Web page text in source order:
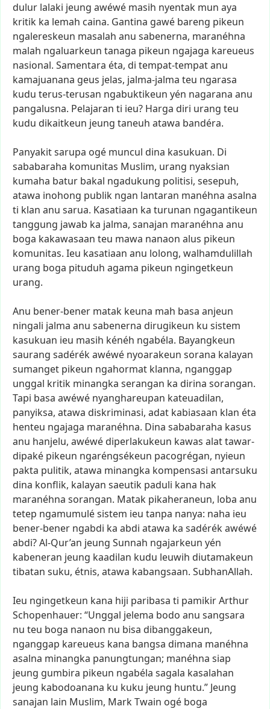
dulur lalaki jeung awéwé masih nyentak mun aya
kritik ka lemah caina. Gantina gawé bareng pikeun
ngalereskeun masalah anu sabenerna, maranéhna
malah ngaluarkeun tanaga pikeun ngajaga kareueus
nasional. Samentara éta, di tempat-tempatanu
kamajuanana geus jelas, jalma-jalma teu ngarasa
kudu terus-terusan ngabuktikeun yén nagarana anu
pangalusna. Pelajaran ti ieu? Harga diri urang teu
kudu dikaitkeun jeung taneuh atawa bandéra.
Panyakitsarupa ogé muncul dina kasukuan. Di
sababaraha komunitas Muslim, urang nyaksian
kumaha batur bakal ngadukung politisi, sesepuh,
atawa inohong publik ngan lantaran manéhna asalna
ti klan anu sarua. Kasatiaan ka turunan ngagantikeun
tanggung jawab ka jalma, sanajan maranéhna anu
boga kakawasaan teu mawa nanaon alus pikeun
komunitas. Ieu kasatiaan anu lolong, walhamdulillah
urang boga pituduh agama pikeun ngingetkeun
urang.
Anu bener-bener matak keuna mah basa anjeun
ningali jalma anu sabenerna dirugikeun ku sistem
kasukuan ieu masih kénéh ngabéla. Bayangkeun
saurang sadérékawéwé nyoarakeun sorana kalayan
sumanget pikeun ngahormat klanna, nganggap
unggal kritik minangka serangan ka dirina sorangan.
Tapi basa awéwé nyanghareupan kateuadilan,
panyiksa, atawa diskriminasi, adat kabiasaan klan éta
henteu ngajaga maranéhna. Dina sababaraha kasus
anu hanjelu, awéwé diperlakukeun kawas alattawar-
dipaké pikeun ngaréngsékeun pacogrégan, nyieun
pakta pulitik, atawa minangka kompensasi antarsuku
dina konflik, kalayan saeutik paduli kana hak
maranéhna sorangan. Matak pikaheraneun, loba anu
tetep ngamumulésistem ieu tanpa nanya: naha ieu
bener-bener ngabdi ka abdi atawa ka sadérékawéwé
abdi?Al-Qur’an jeung Sunnah ngajarkeun yén
kabeneran jeung kaadilan kudu leuwih diutamakeun
tibatan suku, étnis, atawa kabangsaan. SubhanAllah.
Ieu ngingetkeun kana hiji paribasa ti pamikirArthur
Schopenhauer: “Unggal jelema bodo anu sangsara
nu teu boga nanaon nu bisa dibanggakeun,
nganggap kareueus kana bangsa dimana manéhna
asalna minangka panungtungan; manéhna siap
jeung gumbira pikeun ngabéla sagala kasalahan
jeung kabodoanana ku kuku jeung huntu.” Jeung
sanajan lain Muslim, MarkTwain ogé boga